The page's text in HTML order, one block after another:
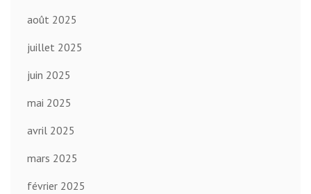
août 2025
juillet 2025
juin 2025
mai 2025
avril 2025
mars 2025
février 2025